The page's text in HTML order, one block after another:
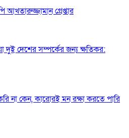
গ্রেপ্তার
দুই দেশের সম্পর্কের জন্য ক্ষতিকর:
না কেন, কারোরই মন রক্ষা করতে পারি